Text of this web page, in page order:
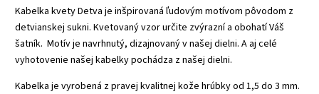
Kabelka kvety Detva je inšpirovaná ľudovým motívom pôvodom z
detvianskej sukni. Kvetovaný vzor určite zvýrazní a obohatí Váš
šatník. Motív je navrhnutý, dizajnovaný v našej dielni. A aj celé
vyhotovenie našej kabelky pochádza z našej dielni.
Kabelka je vyrobená z pravej kvalitnej kože hrúbky od 1,5 do 3 mm.